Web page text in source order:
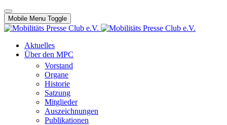
Mobile Menu Toggle
Aktuelles
Über den MPC
Vorstand
Organe
Historie
Satzung
Mitglieder
Auszeichnungen
Publikationen